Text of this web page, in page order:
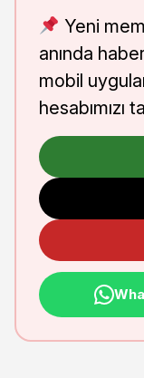
Yeni
anında
mobil
hesabımızı